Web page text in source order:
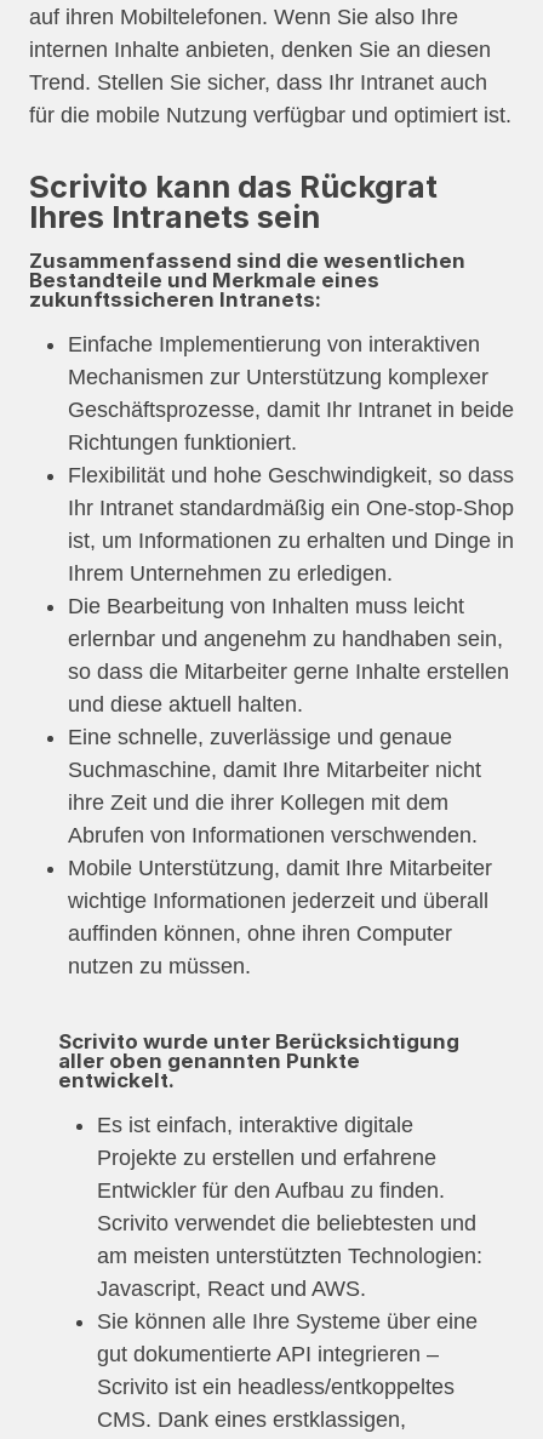
auf ihren Mobiltelefonen. Wenn Sie also Ihre
internen Inhalte anbieten, denken Sie an diesen
Trend. Stellen Sie sicher, dass Ihr Intranet auch
für die mobile Nutzung verfügbar und optimiert ist.
Scrivito kann das Rückgrat
Ihres Intranets sein
Zusammenfassend sind die wesentlichen
Bestandteile und Merkmale eines
zukunftssicheren Intranets:
Einfache Implementierung von interaktiven
Mechanismen zur Unterstützung komplexer
Geschäftsprozesse, damit Ihr Intranet in beide
Richtungen funktioniert.
Flexibilität und hohe Geschwindigkeit, so dass
Ihr Intranet standardmäßig ein One-stop-Shop
ist, um Informationen zu erhalten und Dinge in
Ihrem Unternehmen zu erledigen.
Die Bearbeitung von Inhalten muss leicht
erlernbar und angenehm zu handhaben sein,
so dass die Mitarbeiter gerne Inhalte erstellen
und diese aktuell halten.
Eine schnelle, zuverlässige und genaue
Suchmaschine, damit Ihre Mitarbeiter nicht
ihre Zeit und die ihrer Kollegen mit dem
Abrufen von Informationen verschwenden.
Mobile Unterstützung, damit Ihre Mitarbeiter
wichtige Informationen jederzeit und überall
auffinden können, ohne ihren Computer
nutzen zu müssen.
Scrivito wurde unter Berücksichtigung
aller oben genannten Punkte
entwickelt.
Es ist einfach, interaktive digitale
Projekte zu erstellen und erfahrene
Entwickler für den Aufbau zu finden.
Scrivito verwendet die beliebtesten und
am meisten unterstützten Technologien:
Javascript, React und AWS.
Sie können alle Ihre Systeme über eine
gut dokumentierte API integrieren –
Scrivito ist ein headless/entkoppeltes
CMS. Dank eines erstklassigen,